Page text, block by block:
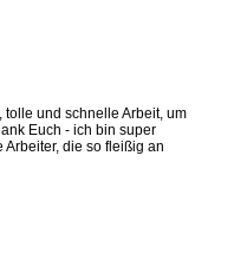
und schnelle Arbeit, um
Euch - ich bin super
die so fleißig an